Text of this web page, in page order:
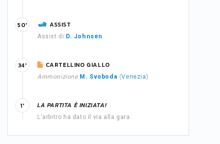
ASSIST
Assist di D. Johnsen
50'
CARTELLINO GIALLO
Ammonizione M. Svoboda (Venezia)
34'
LA PARTITA È INIZIATA!
L'arbitro ha dato il via alla gara.
1'